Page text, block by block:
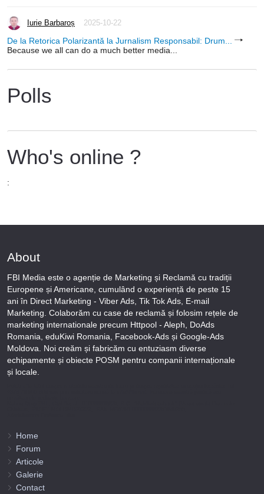
Iurie Barbaroș 2025-10-22
De la Retorica Polarizantă la Jurnalism Responsabil: Drum...
Because we all can do a much better media...
Polls
Who's online ?
:
About
FBI Media este o agenție de Marketing și Reclamă cu tradiții
Europene și Americane, cumulând o experiență de peste 15
ani în Direct Marketing - Viber Ads, Tik Tok Ads, E-mail
Marketing. Colaborăm cu case de reclamă și folosim rețele de
marketing internationale precum Httpool - Aleph, DoAds
Romania, eduKiwi Romania, Facebook-Ads și Google-Ads
Moldova. Noi creăm și fabricăm cu entuziasm diverse
echipamente și obiecte POSM pentru companii internaționale
și locale.
Home
Forum
Articole
Galerie
Contact